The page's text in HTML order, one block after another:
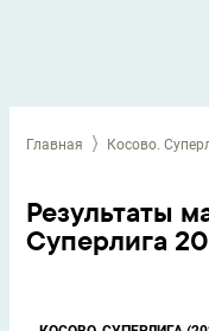
Главная Косово.
Результаты
Суперлига